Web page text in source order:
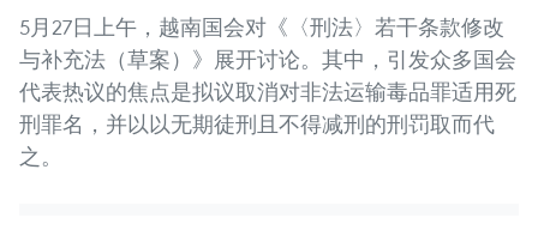
5月27日上午，越南国会对《〈刑法〉若干条款修改
与补充法（草案）》展开讨论。其中，引发众多国会
代表热议的焦点是拟议取消对非法运输毒品罪适用死
刑罪名，并以以无期徒刑且不得减刑的刑罚取而代
之。